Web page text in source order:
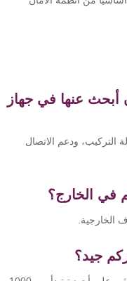
عنها في جهاز
ودعم الاتصال
في الخارج؟
جيد؟